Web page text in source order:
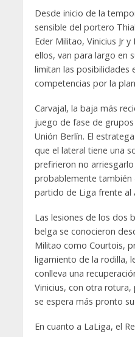
Desde inicio de la
sensible del portero
Eder Militao, Vinicius Jr
ellos, van para largo en
limitan las posibilidades
competencias por la
Carvajal, la baja más
juego de fase de
Unión Berlín. El
que el lateral tiene una
prefirieron no
probablemente también
partido de Liga frente al
Las lesiones de los dos
belga se conocieron
Militao como Courtois,
ligamiento de la rodilla,
conlleva una
Vinicius, con otra
se espera más pronto
En cuanto a LaLiga, el